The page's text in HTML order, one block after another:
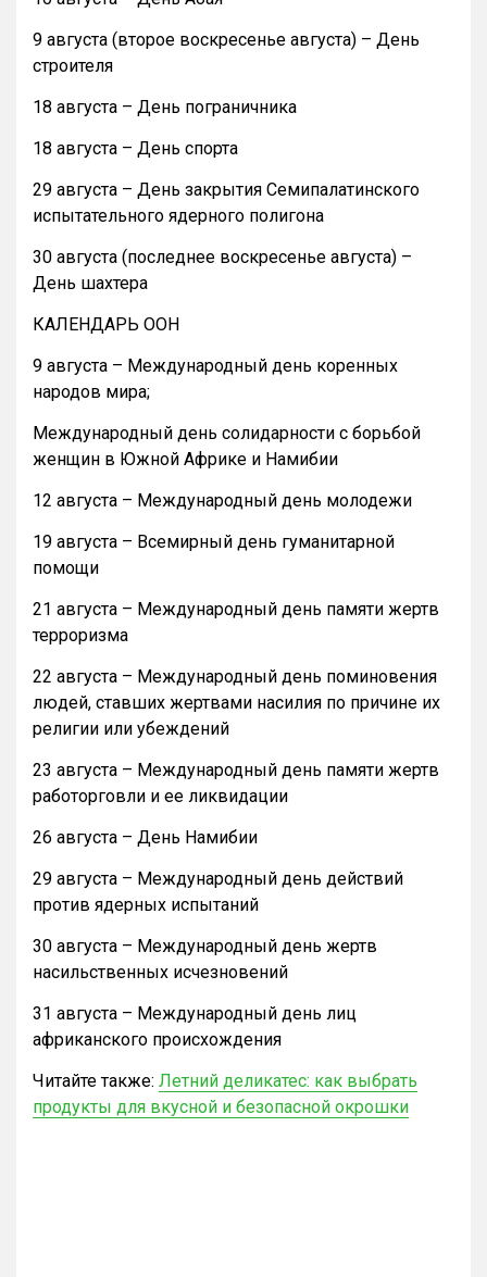
9 августа (второе воскресенье августа) – День
строителя
18 августа – День пограничника
18 августа – День спорта
29 августа – День закрытия Семипалатинского
испытательного ядерного полигона
30 августа (последнее воскресенье августа) –
День шахтера
КАЛЕНДАРЬ ООН
9 августа – Международный день коренных
народов мира;
Международный день солидарности с борьбой
женщин в Южной Африке и Намибии
12 августа – Международный день молодежи
19 августа – Всемирный день гуманитарной
помощи
21 августа – Международный день памяти жертв
терроризма
22 августа – Международный день поминовения
людей, ставших жертвами насилия по причине их
религии или убеждений
23 августа – Международный день памяти жертв
работорговли и ее ликвидации
26 августа – День Намибии
29 августа – Международный день действий
против ядерных испытаний
30 августа – Международный день жертв
насильственных исчезновений
31 августа – Международный день лиц
африканского происхождения
Читайте также: Летний деликатес: как выбрать
продукты для вкусной и безопасной окрошки